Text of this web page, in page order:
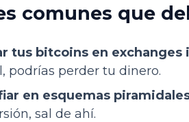
comunes que
tus bitcoins en
podrías perder tu dinero.
en esquemas
sal de ahí.